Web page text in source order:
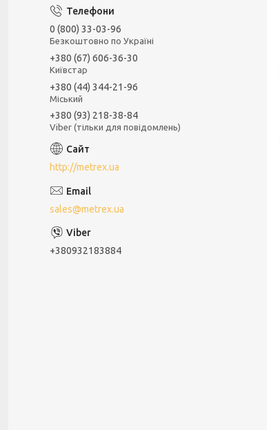
0 (800) 33-03-96
Безкоштовно по Україні
+380 (67) 606-36-30
Київстар
+380 (44) 344-21-96
Міський
+380 (93) 218-38-84
Viber (тільки для повідомлень)
http://metrex.ua
sales@metrex.ua
+380932183884